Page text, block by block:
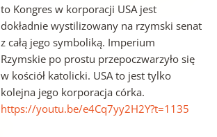
to Kongres w korporacji USA jest
dokładnie wystilizowany na rzymski senat
z całą jego symboliką. Imperium
Rzymskie po prostu przepoczwarzyło się
w kościół katolicki. USA to jest tylko
kolejna jego korporacja córka.
https://youtu.be/e4Cq7yy2H2Y?t=1135